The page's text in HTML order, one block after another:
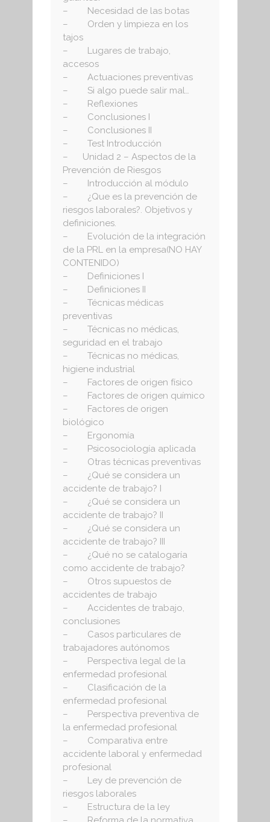
– Necesidad de las botas
– Orden y limpieza en los
tajos
– Lugares de trabajo,
accesos
– Actuaciones preventivas
– Si algo puede salir mal…
– Reflexiones
– Conclusiones I
– Conclusiones II
– Test Introducción
– Unidad 2 – Aspectos de la
Prevención de Riesgos
– Introducción al módulo
– ¿Que es la prevención de
riesgos laborales?. Objetivos y
definiciones.
– Evolución de la integración
de la PRL en la empresa(NO HAY
CONTENIDO)
– Definiciones I
– Definiciones II
– Técnicas médicas
preventivas
– Técnicas no médicas,
seguridad en el trabajo
– Técnicas no médicas,
higiene industrial
– Factores de origen físico
– Factores de origen químico
– Factores de origen
biológico
– Ergonomía
– Psicosociología aplicada
– Otras técnicas preventivas
– ¿Qué se considera un
accidente de trabajo? I
– ¿Qué se considera un
accidente de trabajo? II
– ¿Qué se considera un
accidente de trabajo? III
– ¿Qué no se catalogaría
como accidente de trabajo?
– Otros supuestos de
accidentes de trabajo
– Accidentes de trabajo,
conclusiones
– Casos particulares de
trabajadores autónomos
– Perspectiva legal de la
enfermedad profesional
– Clasificación de la
enfermedad profesional
– Perspectiva preventiva de
la enfermedad profesional
– Comparativa entre
accidente laboral y enfermedad
profesional
– Ley de prevención de
riesgos laborales
– Estructura de la ley